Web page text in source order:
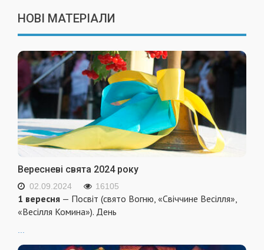
НОВІ МАТЕРІАЛИ
Вересневі свята 2024 року
02.09.2024 16105
1 вересня — Посвіт (свято Вогню, «Свіччине Весілля»,
«Весілля Комина»). День